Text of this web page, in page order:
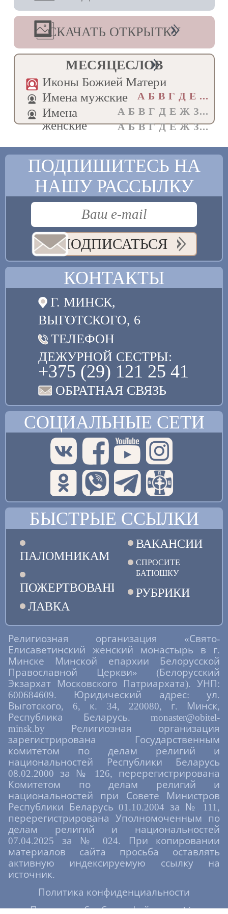
СКАЧАТЬ ОТКРЫТКУ
МЕСЯЦЕСЛОВ
Иконы Божией Матери
А Б В Г Д E ...
Имена мужские
А Б В Г Д Е Ж З...
Имена
женские
А Б В Г Д Е Ж З...
Честна́го о́браза Твоего́ зна́мение
пра́зднующе/ лю́дие Твои́,
Богороди́тельнице,/ и́мже ди́вную побе́ду на
сопроти́вныя гра́ду Твоему́ дарова́ла еси́./
Те́мже Тебе́ ве́рою взыва́ем:/ ра́дуйся, Де́во,
христиа́н похвало́.
Велича́ем Тя,/ Пресвята́я, Де́во,/ и чтим
о́браз Твой честны́й,/ и́мже показа́ла еси́/
пресла́вное зна́мение.
ПОДПИШИТЕСЬ НА
НАШУ РАССЫЛКУ
ПОДПИСАТЬСЯ
КОНТАКТЫ
Г. МИНСК,
ВЫГОТСКОГО, 6
ТЕЛЕФОН
ДЕЖУРНОЙ СЕСТРЫ:
+375 (29) 121 25 41
ОБРАТНАЯ СВЯЗЬ
СОЦИАЛЬНЫЕ СЕТИ
БЫСТРЫЕ ССЫЛКИ
ПАЛОМНИКАМ
ПОЖЕРТВОВАНИЯ
ЛАВКА
ВАКАНСИИ
СПРОСИТЕ
БАТЮШКУ
РУБРИКИ
Религиозная организация «Свято-
Елисаветинский женский монастырь в г.
Минске Минской епархии Белорусской
Православной Церкви» (Белорусский
Экзархат Московского Патриархата). УНП:
600684609. Юридический адрес: ул.
Выготского, 6, к. 34, 220080, г. Минск,
Республика Беларусь. monaster@obitel-
minsk.by Религиозная организация
зарегистрирована Государственным
комитетом по делам религий и
национальностей Республики Беларусь
08.02.2000 за № 126, перерегистрирована
Комитетом по делам религий и
национальностей при Совете Министров
Республики Беларусь 01.10.2004 за № 111,
перерегистрирована Уполномоченным по
делам религий и национальностей
07.04.2025 за № 024. При копировании
материалов сайта просьба оставлять
активную индексируемую ссылку на
источник.
Политика конфиденциальности
Политика обработки файлов cookies